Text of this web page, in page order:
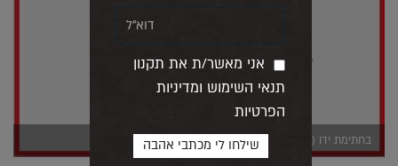
בחתימת ידו (יח"צ)
אני מאשר/ת את תקנון
תנאי השימוש ומדיניות
הפרטיות